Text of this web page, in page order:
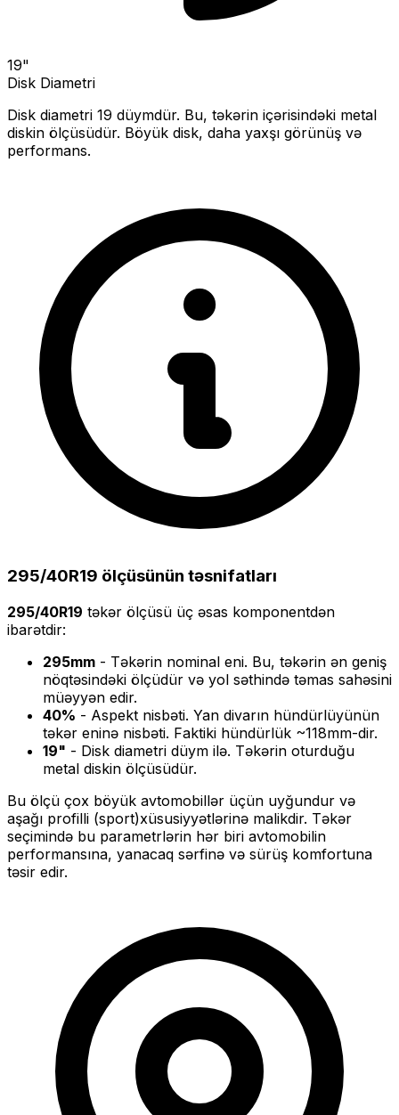
19"
Disk Diametri
Disk diametri 19 düymdür. Bu, təkərin içərisindəki metal
diskin ölçüsüdür. Böyük disk, daha yaxşı görünüş və
performans.
295/40R19 ölçüsünün təsnifatları
295/40R19 təkər ölçüsü üç əsas komponentdən
ibarətdir:
295mm - Təkərin nominal eni. Bu, təkərin ən geniş
nöqtəsindəki ölçüdür və yol səthində təmas sahəsini
müəyyən edir.
40% - Aspekt nisbəti. Yan divarın hündürlüyünün
təkər eninə nisbəti. Faktiki hündürlük ~118mm-dir.
19" - Disk diametri düym ilə. Təkərin oturduğu
metal diskin ölçüsüdür.
Bu ölçü çox böyük avtomobillər üçün uyğundur və
aşağı profilli (sport)xüsusiyyətlərinə malikdir. Təkər
seçimində bu parametrlərin hər biri avtomobilin
performansına, yanacaq sərfinə və sürüş komfortuna
təsir edir.